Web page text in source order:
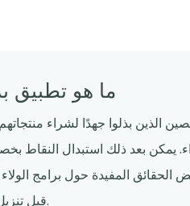
ما هو تطبيق
الذين بذلوا جهدًا لشراء
بعد ذلك استبدال النقاط
الحقائق المفيدة حول برامج
قبل تنزيل أحد هذه التطبيقات.